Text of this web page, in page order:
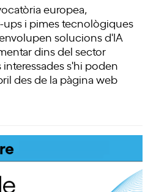
europea,
ups i pimes tecnològiques
solucions d'IA
dins del sector
interessades s'hi poden
des de la pàgina web